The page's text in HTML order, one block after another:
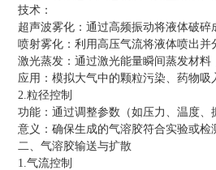
技术：
超声波雾化：通过高频振动将液体破碎
喷射雾化：利用高压气流将液体喷出并
激光蒸发：通过激光能量瞬间蒸发材料
应用：模拟大气中的颗粒污染、药物吸
2.粒径控制
功能：通过调整参数（如压力、温度、
意义：确保生成的气溶胶符合实验或检
二、气溶胶输送与扩散
1.气流控制